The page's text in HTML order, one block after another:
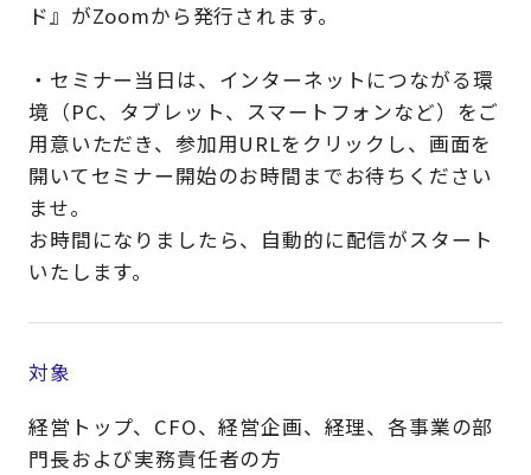
ド』がZoomから発行されます。
・セミナー当日は、インターネットにつながる環
境（PC、タブレット、スマートフォンなど）をご
用意いただき、参加用URLをクリックし、画面を
開いてセミナー開始のお時間までお待ちください
ませ。
お時間になりましたら、自動的に配信がスタート
いたします。
対象
経営トップ、CFO、経営企画、経理、各事業の部
門長および実務責任者の方